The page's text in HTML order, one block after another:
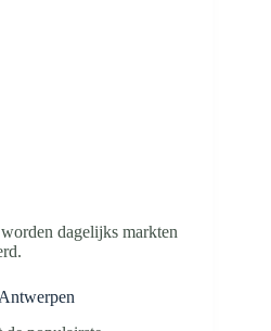
dagelijks markten